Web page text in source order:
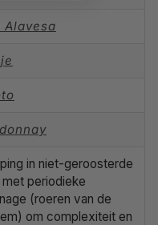
Alavesa
in niet-geroosterde
periodieke
(roeren van de
om complexiteit en